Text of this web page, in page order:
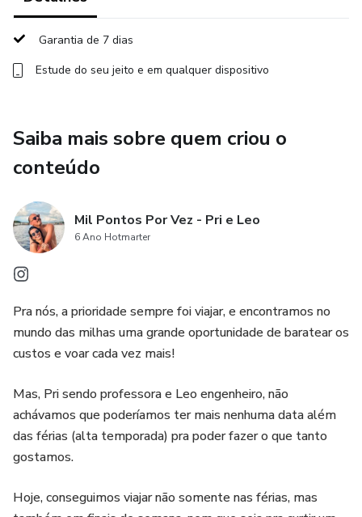
Garantia de 7 dias
Estude do seu jeito e em qualquer dispositivo
Saiba mais sobre quem criou o
conteúdo
Mil Pontos Por Vez - Pri e Leo
6 Ano Hotmarter
Pra nós, a prioridade sempre foi viajar, e encontramos no
mundo das milhas uma grande oportunidade de baratear os
custos e voar cada vez mais!
Mas, Pri sendo professora e Leo engenheiro, não
achávamos que poderíamos ter mais nenhuma data além
das férias (alta temporada) pra poder fazer o que tanto
gostamos.
Hoje, conseguimos viajar não somente nas férias, mas